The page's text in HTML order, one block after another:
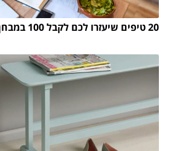
20 טיפים שיעזרו לכם לקבל 100 במבחן